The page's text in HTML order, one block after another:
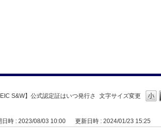
文字サイズ変更
S&W】公式認定証はいつ発行さ
日時 : 2023/08/03 10:00 更新日時 : 2024/01/23 15:25